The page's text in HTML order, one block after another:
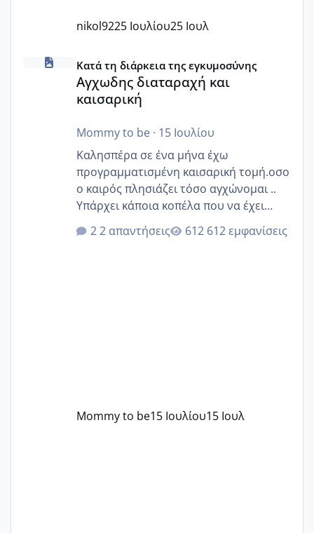
nikol9225 Ιουλίου25 Ιουλ
Αγχωδης διαταραχή και καισαρική
Κατά τη διάρκεια της εγκυμοσύνης
Αγχωδης διαταραχή και
καισαρική
Mommy to be· 15 Ιουλίου
Καλησπέρα σε ένα μήνα έχω
προγραμματισμένη καισαρική τομή.οσο
ο καιρός πλησιάζει τόσο αγχώνομαι ..
Υπάρχει κάποια κοπέλα που να έχει
παρόμοιο ιστορικό να μας πει την
εμπειρία της;Να σημειώσω είναι η
2 απαντήσεις 612 εμφανίσεις
Mommy to be15 Ιουλίου15 Ιουλ